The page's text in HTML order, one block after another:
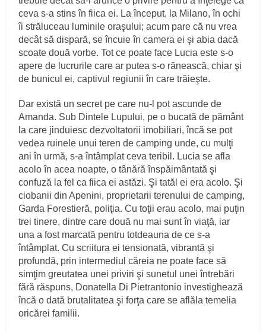
ceva s-a stins în fiica ei. La început, la Milano, în ochi
îi străluceau luminile oraşului; acum pare că nu vrea
decât să dispară, se încuie în camera ei şi abia dacă
scoate două vorbe. Tot ce poate face Lucia este s-o
apere de lucrurile care ar putea s-o rănească, chiar şi
de bunicul ei, captivul regiunii în care trăieşte.
Dar există un secret pe care nu-l pot ascunde de
Amanda. Sub Dintele Lupului, pe o bucată de pământ
la care jinduiesc dezvoltatorii imobiliari, încă se pot
vedea ruinele unui teren de camping unde, cu mulţi
ani în urmă, s-a întâmplat ceva teribil. Lucia se afla
acolo în acea noapte, o tânără înspăimântată şi
confuză la fel ca fiica ei astăzi. Şi tatăl ei era acolo. Şi
ciobanii din Apenini, proprietarii terenului de camping,
Garda Forestieră, poliţia. Cu toţii erau acolo, mai puţin
trei tinere, dintre care două nu mai sunt în viaţă, iar
una a fost marcată pentru totdeauna de ce s-a
întâmplat. Cu scriitura ei tensionată, vibrantă şi
profundă, prin intermediul căreia ne poate face să
simţim greutatea unei priviri şi sunetul unei întrebări
fără răspuns, Donatella Di Pietrantonio investighează
încă o dată brutalitatea şi forţa care se aflăla temelia
oricărei familii.